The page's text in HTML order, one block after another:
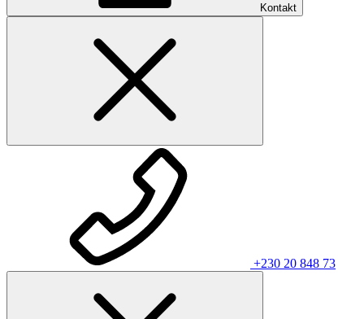
Kontakt
+230 20 848 73